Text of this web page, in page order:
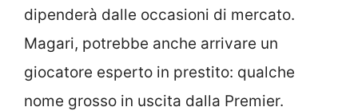
dipenderà dalle occasioni di mercato.
Magari, potrebbe anche arrivare un
giocatore esperto in prestito: qualche
nome grosso in uscita dalla Premier.